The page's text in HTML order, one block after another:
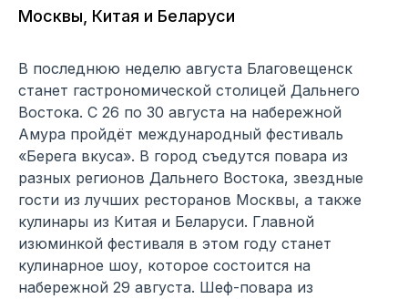
Москвы, Китая и Беларуси
В последнюю неделю августа Благовещенск
станет гастрономической столицей Дальнего
Востока. С 26 по 30 августа на набережной
Амура пройдёт международный фестиваль
«Берега вкуса». В город съедутся повара из
разных регионов Дальнего Востока, звездные
гости из лучших ресторанов Москвы, а также
кулинары из Китая и Беларуси. Главной
изюминкой фестиваля в этом году станет
кулинарное шоу, которое состоится на
набережной 29 августа. Шеф-повара из